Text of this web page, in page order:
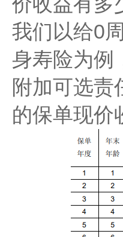
我们以给0
身寿险为例
附加可选责
的保单现价